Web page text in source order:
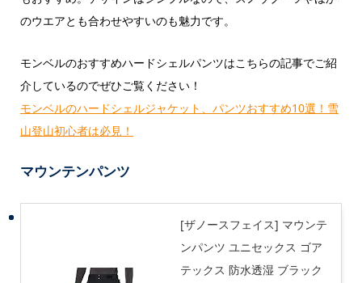
のウエアとも合わせやすいのも魅力です。
モンベルのおすすめハードシェルパンツはこちらの記事でご紹
介しているのでぜひご覧ください！
モンベルのハードシェルジャケット、パンツおすすめ10選！雪
山登山初心者は必見！
マウンテンパンツ
[ザノースフェイス] マウンテ
ンパンツ ユニセックス ゴア
テックス 防水透湿 ブラック